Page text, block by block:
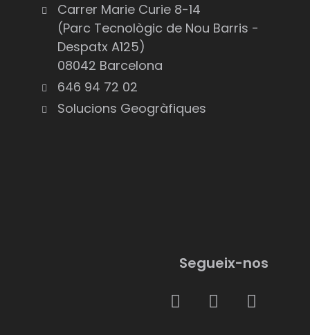
Carrer Marie Curie 8-14
(Parc Tecnològic de Nou Barris -
Despatx A125)
08042 Barcelona
646 94 72 02
Solucions Geogràfiques
Segueix-nos